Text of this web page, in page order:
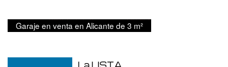
Garaje en venta en Alicante de 3 m²